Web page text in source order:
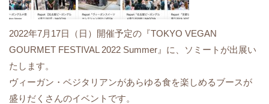
2022年7月17日（日）開催予定の『TOKYO VEGAN
GOURMET FESTIVAL 2022 Summer』に、ソミートが出展い
たします。
ヴィーガン・ベジタリアンがあらゆる食を楽しめるブースが
盛りだくさんのイベントです。